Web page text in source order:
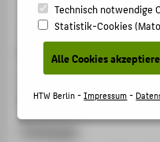
Veranstaltungsbeitrag ›
Veranstaltung
Sixth International
Bern, Schweiz,
KARRIERE
Technisch notwendige
Statistik-Cookies
Alle Cookies
HTW Berlin -Impressum-